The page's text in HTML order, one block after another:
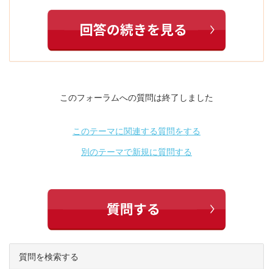
このフォーラムへの質問は終了しました
このテーマに関連する質問をする
別のテーマで新規に質問する
質問を検索する